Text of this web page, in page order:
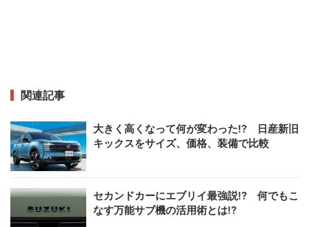
関連記事
大きく高くなって何が変わった!? 日産新旧
キックスをサイズ、価格、装備で比較
セカンドカーにエブリイ最強説!? 何でもこ
なす万能サブ機の活用術とは!?